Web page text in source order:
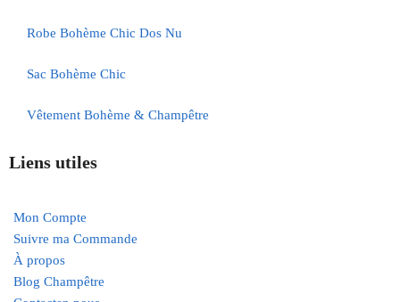
Robe Bohème Chic Dos Nu
Sac Bohème Chic
Vêtement Bohème & Champêtre
Liens utiles
Mon Compte
Suivre ma Commande
À propos
Blog Champêtre